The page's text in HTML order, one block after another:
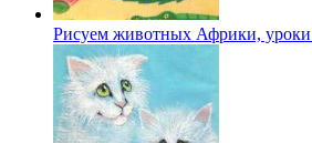
Рисуем животных Африки, уроки